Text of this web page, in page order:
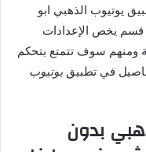
يوتيوب الذهبي ابو
قسم يخص الإعدادات
ومنهم سوف تتمتع بتحكم
في تطبيق يوتيوب
بدون